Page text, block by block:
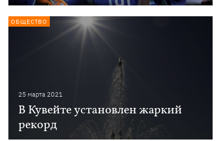
25 марта 2021
В Кувейте установлен жаркий
рекорд
ОБЩЕСТВО